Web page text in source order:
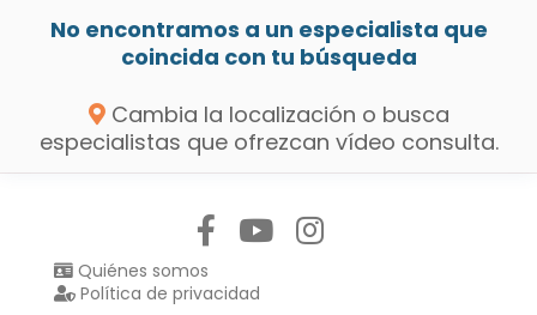
No encontramos a un especialista que
coincida con tu búsqueda
Cambia la localización o busca
especialistas que ofrezcan vídeo consulta.
Quiénes somos
Política de privacidad